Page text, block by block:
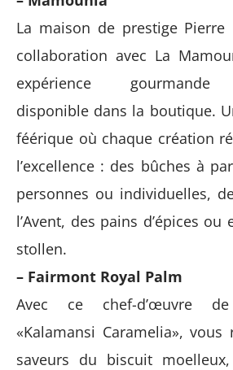
La maison de prestige Pierre
collaboration avec La
expérience gourmande
disponible dans la boutique.
féérique où chaque création
l’excellence : des bûches à
personnes ou individuelles,
l’Avent, des pains d’épices
stollen.
– Fairmont Royal Palm
Avec ce chef-d’œuvre de
«Kalamansi Caramelia»,
saveurs du biscuit